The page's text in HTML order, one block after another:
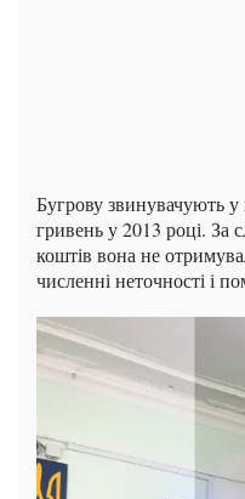
Бугрову звинувачують у
гривень у 2013 році. За
коштів вона не
численні неточності і